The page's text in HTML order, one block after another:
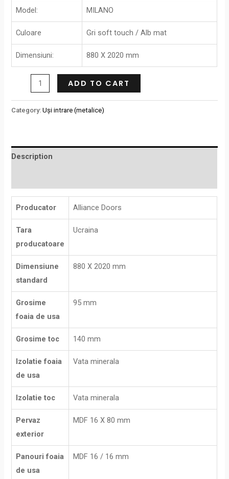
Model: MILANO
Culoare Gri soft touch / Alb mat
Dimensiuni: 880 X 2020 mm
ADD TO CART
Category:Uși intrare (metalice)
Description
Producator Alliance Doors
Tara
producatoare
Ucraina
Dimensiune
standard
880 X 2020 mm
Grosime
foaia de usa
95 mm
Grosime toc 140 mm
Izolatie foaia
de usa
Vata minerala
Izolatie toc Vata minerala
Pervaz
exterior
MDF 16 X 80 mm
Panouri foaia
de usa
MDF 16 / 16 mm